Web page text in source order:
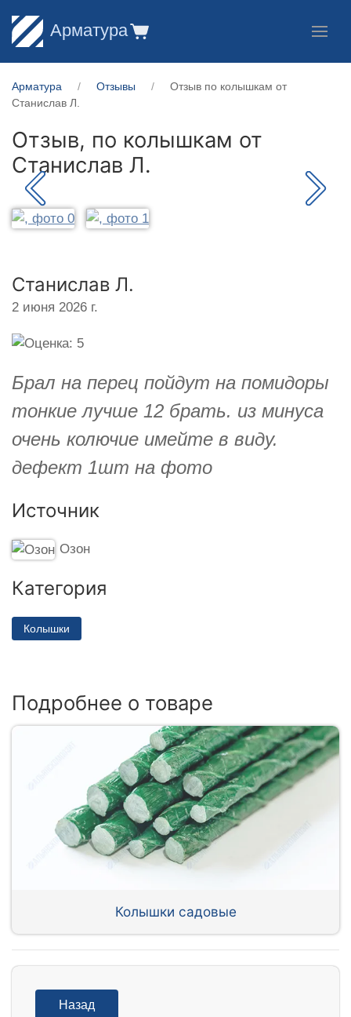
Арматура
Арматура Отзывы
Отзыв по колышкам от
Станислав Л.
Отзыв, по колышкам от
Станислав Л.
Станислав Л.
2 июня 2026 г.
Брал на перец пойдут на помидоры
тонкие лучше 12 брать. из минуса
очень колючие имейте в виду.
дефект 1шт на фото
Источник
Озон
Категория
Колышки
Подробнее о товаре
Колышки садовые
Назад